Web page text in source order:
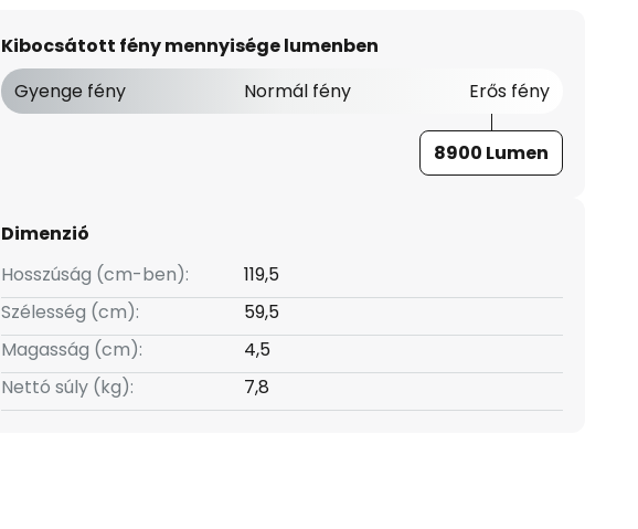
Kibocsátott fény mennyisége lumenben
Gyenge fény
Normál fény Erős fény
8900 Lumen
Dimenzió
Hosszúság (cm-ben):
119,5
Szélesség (cm):
59,5
Magasság (cm):
4,5
Nettó súly (kg):
7,8